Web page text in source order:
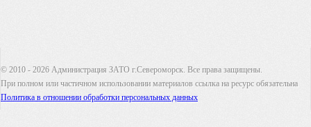
© 2010 - 2026 Администрация ЗАТО г.Североморск. Все права защищены.
При полном или частичном использовании материалов ссылка на ресурс обязательна
Политика в отношении обработки персональных данных